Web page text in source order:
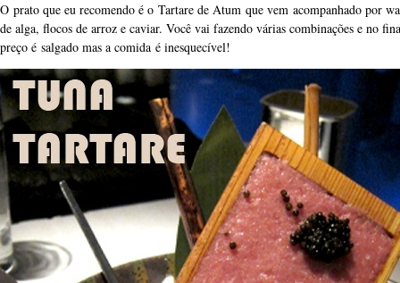
O prato que eu recomendo é o Tartare de Atum que vem acompanhado por
de alga, flocos de arroz e caviar. Você vai fazendo várias combinações e no
preço é salgado mas a comida é inesquecível!